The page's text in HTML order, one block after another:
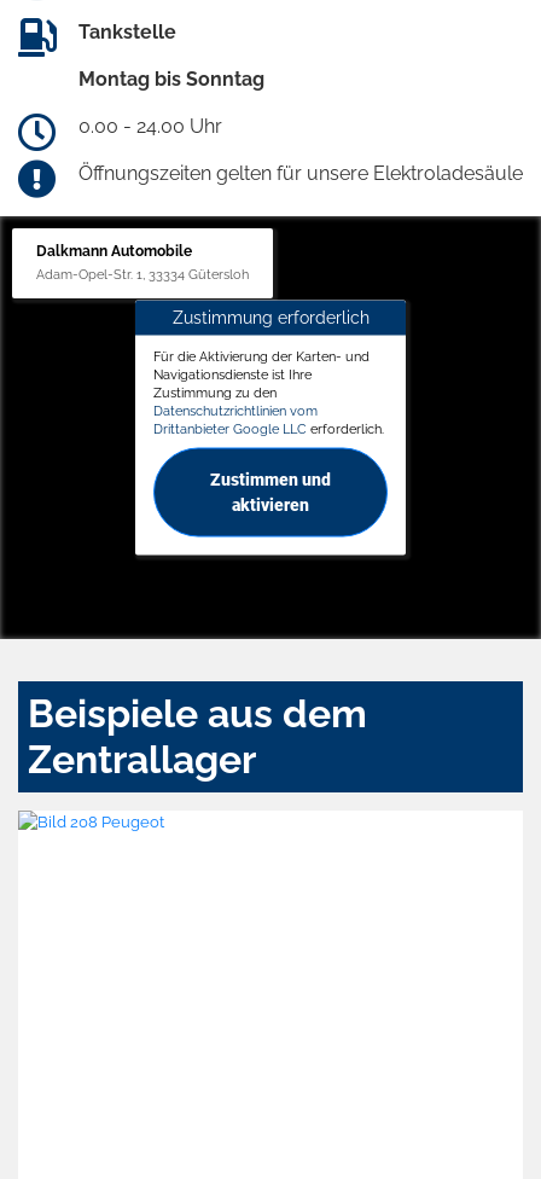
Tankstelle
Montag bis Sonntag
0.00 - 24.00 Uhr
Öffnungszeiten gelten für unsere Elektroladesäule
Dalkmann Automobile
Adam-Opel-Str. 1, 33334 Gütersloh
Zustimmung erforderlich
Für die Aktivierung der Karten- und
Navigationsdienste ist Ihre
Zustimmung zu den
Datenschutzrichtlinien vom
Drittanbieter Google LLC erforderlich.
Zustimmen und
aktivieren
Beispiele aus dem
Zentrallager